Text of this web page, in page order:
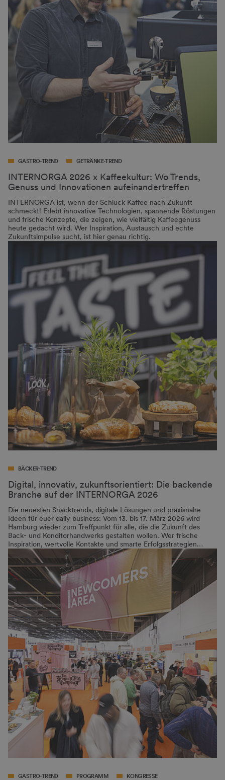
GASTRO-TREND GETRÄNKE-TREND
INTERNORGA 2026 x Kaffeekultur: Wo Trends,
Genuss und Innovationen aufeinandertreffen
INTERNORGA ist, wenn der Schluck Kaffee nach Zukunft
schmeckt! Erlebt innovative Technologien, spannende Röstungen
und frische Konzepte, die zeigen, wie vielfältig Kaffeegenuss
heute gedacht wird. Wer Inspiration, Austausch und echte
Zukunftsimpulse sucht, ist hier genau richtig.
BÄCKER-TREND
Digital, innovativ, zukunftsorientiert: Die backende
Branche auf der INTERNORGA 2026
Die neuesten Snacktrends, digitale Lösungen und praxisnahe
Ideen für euer daily business: Vom 13. bis 17. März 2026 wird
Hamburg wieder zum Treffpunkt für alle, die die Zukunft des
Back- und Konditorhandwerks gestalten wollen. Wer frische
Inspiration, wertvolle Kontakte und smarte Erfolgsstrategien…
GASTRO-TREND PROGRAMM KONGRESSE